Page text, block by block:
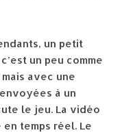
un petit
un peu comme
avec une
à un
le jeu. La vidéo
temps réel. Le